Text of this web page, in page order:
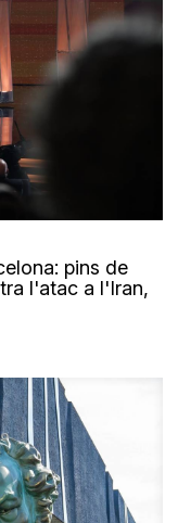
pins de
l'atac a l'Iran,